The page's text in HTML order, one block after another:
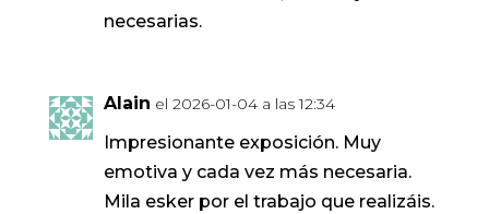
necesarias.
Alain el 2026-01-04 a las 12:34
Impresionante exposición. Muy
emotiva y cada vez más necesaria.
Mila esker por el trabajo que realizáis.